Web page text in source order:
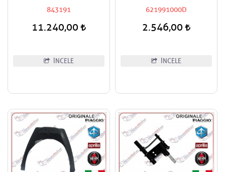
843191
11.240,00
İNCELE
621991000D
2.546,00
İNCELE